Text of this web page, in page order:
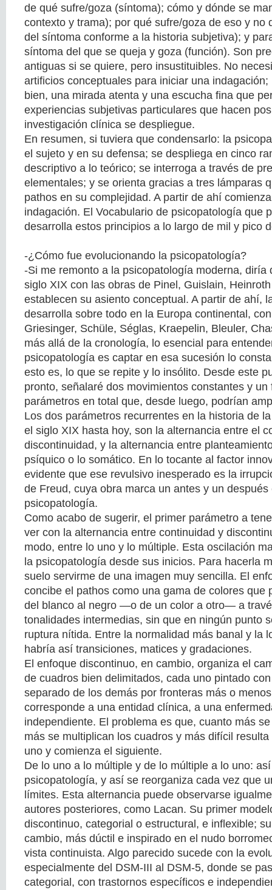
de qué sufre/goza (síntoma); cómo y dónde se
contexto y trama); por qué sufre/goza de eso y no
del síntoma conforme a la historia subjetiva); y
síntoma del que se queja y goza (función). Son
antiguas si se quiere, pero insustituibles. No
artificios conceptuales para iniciar una
bien, una mirada atenta y una escucha fina que
experiencias subjetivas particulares que hacen
investigación clínica se despliegue.
En resumen, si tuviera que condensarlo: la
el sujeto y en su defensa; se despliega en cinco
descriptivo a lo teórico; se interroga a través de
elementales; y se orienta gracias a tres lámparas
pathos en su complejidad. A partir de ahí
indagación. El Vocabulario de psicopatología que
desarrolla estos principios a lo largo de mil y pico
-¿Cómo fue evolucionando la psicopatología?
-Si me remonto a la psicopatología moderna, diría
siglo XIX con las obras de Pinel, Guislain,
establecen su asiento conceptual. A partir de ahí,
desarrolla sobre todo en la Europa continental,
Griesinger, Schüle, Séglas, Kraepelin, Bleuler,
más allá de la cronología, lo esencial para
psicopatología es captar en esa sucesión lo
esto es, lo que se repite y lo insólito. Desde este
pronto, señalaré dos movimientos constantes y
parámetros en total que, desde luego, podrían
Los dos parámetros recurrentes en la historia de
el siglo XIX hasta hoy, son la alternancia entre el
discontinuidad, y la alternancia entre
psíquico o lo somático. En lo tocante al factor
evidente que ese revulsivo inesperado es la
de Freud, cuya obra marca un antes y un
psicopatología.
Como acabo de sugerir, el primer parámetro a
ver con la alternancia entre continuidad y
modo, entre lo uno y lo múltiple. Esta oscilación
la psicopatología desde sus inicios. Para hacerla
suelo servirme de una imagen muy sencilla. El
concibe el pathos como una gama de colores que
del blanco al negro —o de un color a otro— a
tonalidades intermedias, sin que en ningún punto
ruptura nítida. Entre la normalidad más banal y la
habría así transiciones, matices y gradaciones.
El enfoque discontinuo, en cambio, organiza el
de cuadros bien delimitados, cada uno pintado
separado de los demás por fronteras más o
corresponde a una entidad clínica, a una
independiente. El problema es que, cuanto más
más se multiplican los cuadros y más difícil
uno y comienza el siguiente.
De lo uno a lo múltiple y de lo múltiple a lo uno:
psicopatología, y así se reorganiza cada vez que
límites. Esta alternancia puede observarse
autores posteriores, como Lacan. Su primer
discontinuo, categorial o estructural, e inflexible;
cambio, más dúctil e inspirado en el nudo
vista continuista. Algo parecido sucede con la
especialmente del DSM-III al DSM-5, donde se
categorial, con trastornos específicos e